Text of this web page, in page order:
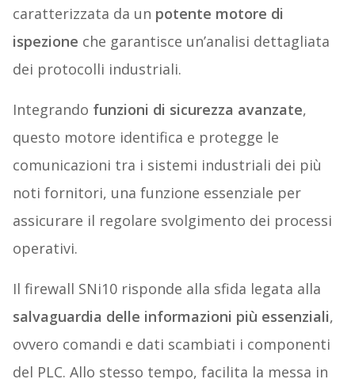
caratterizzata da un potente motore di
ispezione che garantisce un’analisi dettagliata
dei protocolli industriali.
Integrando funzioni di sicurezza avanzate,
questo motore identifica e protegge le
comunicazioni tra i sistemi industriali dei più
noti fornitori, una funzione essenziale per
assicurare il regolare svolgimento dei processi
operativi.
Il firewall SNi10 risponde alla sfida legata alla
salvaguardia delle informazioni più essenziali,
ovvero comandi e dati scambiati i componenti
del PLC. Allo stesso tempo, facilita la messa in